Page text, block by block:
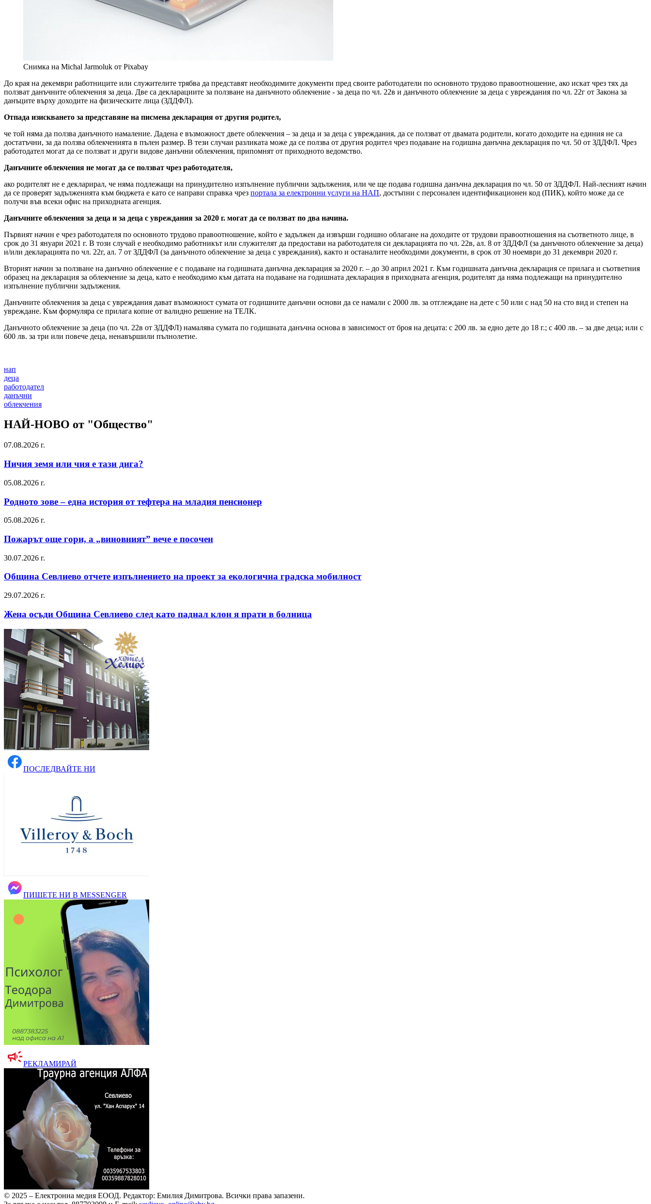
Снимка на Michal Jarmoluk от Pixabay
До края на декември работниците или служителите трябва да представят необходимите документи пред своите работодатели по основното трудово правоотношение, ако искат чрез тях да
ползват данъчните облекчения за деца. Две са декларациите за ползване на данъчното облекчение - за деца по чл. 22в и данъчното облекчение за деца с увреждания по чл. 22г от Закона за
данъците върху доходите на физическите лица (ЗДДФЛ).
Отпада изискването за представяне на писмена декларация от другия родител,
че той няма да ползва данъчното намаление. Дадена е възможност двете облекчения – за деца и за деца с увреждания, да се ползват от двамата родители, когато доходите на единия не са
достатъчни, за да ползва облекченията в пълен размер. В тези случаи разликата може да се ползва от другия родител чрез подаване на годишна данъчна декларация по чл. 50 от ЗДДФЛ. Чрез
работодател могат да се ползват и други видове данъчни облекчения, припомнят от приходното ведомство.
Данъчните облекчения не могат да се ползват чрез работодателя,
ако родителят не е декларирал, че няма подлежащи на принудително изпълнение публични задължения, или че ще подава годишна данъчна декларация по чл. 50 от ЗДДФЛ. Най-лесният начин
да се проверят задълженията към бюджета е като се направи справка чрез портала за електронни услуги на НАП, достъпни с персонален идентификационен код (ПИК), който може да се
получи във всеки офис на приходната агенция.
Данъчните облекчения за деца и за деца с увреждания за 2020 г. могат да се ползват по два начина.
Първият начин е чрез работодателя по основното трудово правоотношение, който е задължен да извърши годишно облагане на доходите от трудови правоотношения на съответното лице, в
срок до 31 януари 2021 г. В този случай е необходимо работникът или служителят да предостави на работодателя си декларацията по чл. 22в, ал. 8 от ЗДДФЛ (за данъчното облекчение за деца)
и/или декларацията по чл. 22г, ал. 7 от ЗДДФЛ (за данъчното облекчение за деца с увреждания), както и останалите необходими документи, в срок от 30 ноември до 31 декември 2020 г.
Вторият начин за ползване на данъчно облекчение е с подаване на годишната данъчна декларация за 2020 г. – до 30 април 2021 г. Към годишната данъчна декларация се прилага и съответния
образец на декларация за облекчение за деца, като е необходимо към датата на подаване на годишната декларация в приходната агенция, родителят да няма подлежащи на принудително
изпълнение публични задължения.
Данъчните облекчения за деца с увреждания дават възможност сумата от годишните данъчни основи да се намали с 2000 лв. за отглеждане на дете с 50 или с над 50 на сто вид и степен на
увреждане. Към формуляра се прилага копие от валидно решение на ТЕЛК.
Данъчното облекчение за деца (по чл. 22в от ЗДДФЛ) намалява сумата по годишната данъчна основа в зависимост от броя на децата: с 200 лв. за едно дете до 18 г.; с 400 лв. – за две деца; или с
600 лв. за три или повече деца, ненавършили пълнолетие.
нап
деца
работодател
данъчни
облекчения
НАЙ-НОВО от "Общество"
07.08.2026 г.
Ничия земя или чия е тази дига?
05.08.2026 г.
Родното зове – една история от тефтера на младия пенсионер
05.08.2026 г.
Пожарът още гори, а „виновният” вече е посочен
30.07.2026 г.
Община Севлиево отчете изпълнението на проект за екологична градска мобилност
29.07.2026 г.
Жена осъди Община Севлиево след като паднал клон я прати в болница
ПОСЛЕДВАЙТЕ НИ
ПИШЕТЕ НИ В MESSENGER
РЕКЛАМИРАЙ
© 2025 – Електронна медия ЕООД. Редактор: Емилия Димитрова. Всички права запазени.